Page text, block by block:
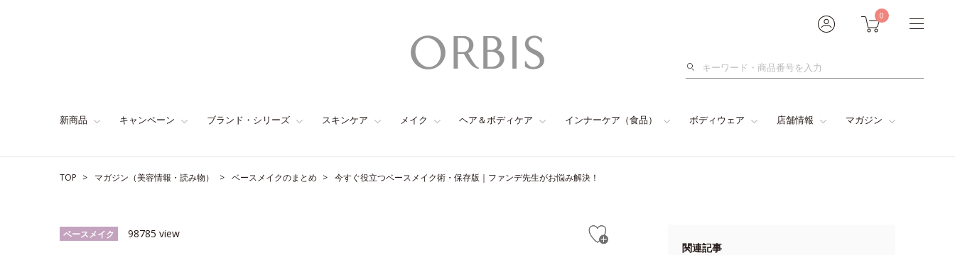
0
検
新商品 キャンペーン ブランド・シリーズ スキンケア メイク ヘア＆ボディケア インナーケア（食品） ボディウェア 店舗情報 マガジン
TOP マガジン（美容情報・読み物） ベースメイクのまとめ 今すぐ役立つベースメイク術・保存版｜ファンデ先生がお悩み解決！
ベースメイク 98785 view
関連記事